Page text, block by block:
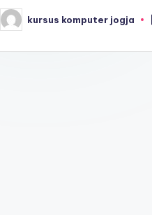
kursus komputer jogja